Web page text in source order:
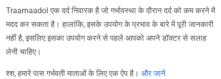
Traamaadol एक दर्द निवारक है जो गर्भावस्था के दौरान दर्द को कम करने में
मदद कर सकता है। हालांकि, इसके उपयोग के प्रभाव के बारे में पूरी जानकारी
नहीं है, इसलिए इसका उपयोग करने से पहले आपको अपने डॉक्टर से सलाह
लेनी चाहिए।
श्श, हमारे पास गर्भवती माताओं के लिए एक ऐप है। और जानें